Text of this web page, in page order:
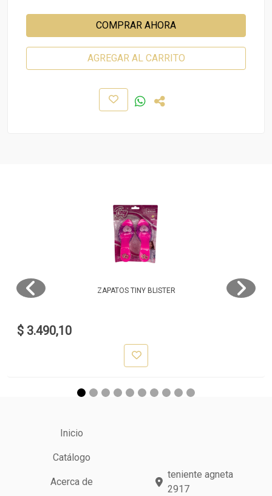
COMPRAR AHORA
AGREGAR AL CARRITO
ZAPATOS TINY BLISTER
$ 3.490,10
Inicio
Catálogo
Acerca de
teniente agneta
2917